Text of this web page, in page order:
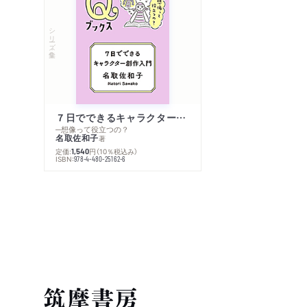
シリーズ・全集
７日でできるキャラクター創作入門
─想像って役立つの？
名取佐和子著
定価:1,540円 （10％税込み）
ISBN:978-4-480-25162-6